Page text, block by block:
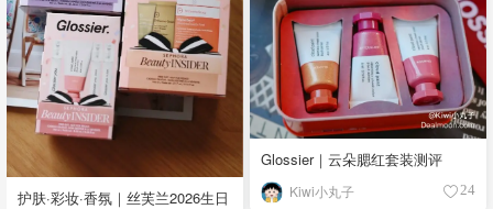
护肤·彩妆·香氛｜丝芙兰2026生日
Glossier｜云朵腮红套装测评
Kiwi小丸子 24